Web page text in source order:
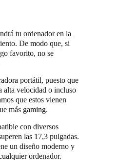
tu ordenador en la
De modo que, si
favorito, no se
portátil, puesto que
alta velocidad o incluso
que estos vienen
más gaming.
con diversos
las 17,3 pulgadas.
un diseño moderno y
ordenador.